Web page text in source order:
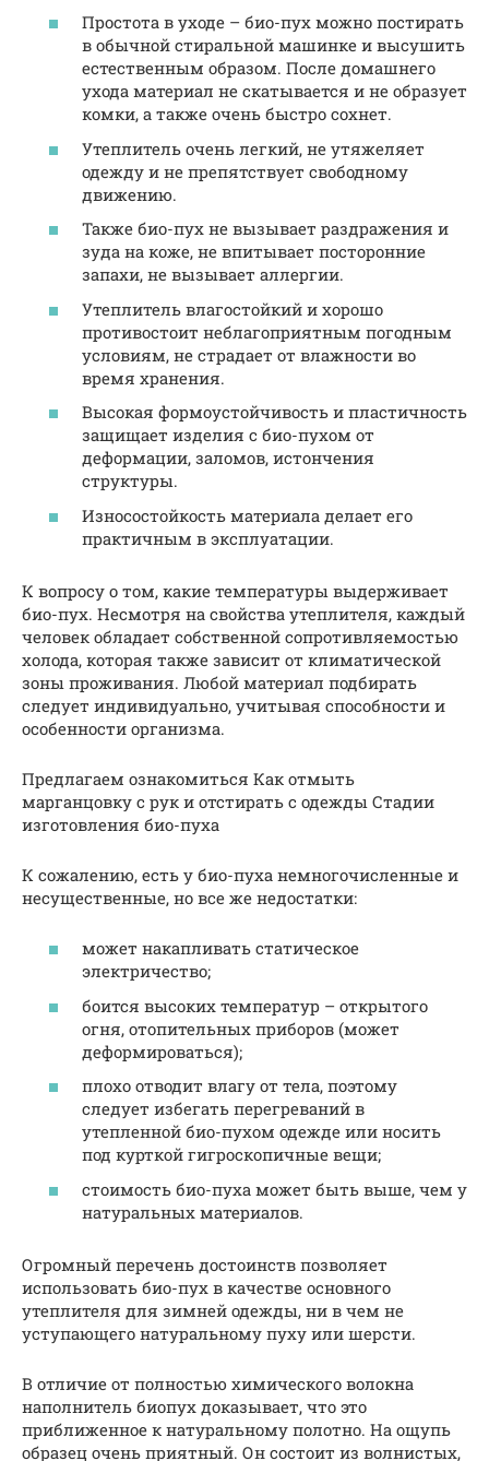
Простота в уходе – био-пух можно постирать
в обычной стиральной машинке и высушить
естественным образом. После домашнего
ухода материал не скатывается и не образует
комки, а также очень быстро сохнет.
Утеплитель очень легкий, не утяжеляет
одежду и не препятствует свободному
движению.
Также био-пух не вызывает раздражения и
зуда на коже, не впитывает посторонние
запахи, не вызывает аллергии.
Утеплитель влагостойкий и хорошо
противостоит неблагоприятным погодным
условиям, не страдает от влажности во
время хранения.
Высокая формоустойчивость и пластичность
защищает изделия с био-пухом от
деформации, заломов, истончения
структуры.
Износостойкость материала делает его
практичным в эксплуатации.
К вопросу о том, какие температуры выдерживает
био-пух. Несмотря на свойства утеплителя, каждый
человек обладает собственной сопротивляемостью
холода, которая также зависит от климатической
зоны проживания. Любой материал подбирать
следует индивидуально, учитывая способности и
особенности организма.
Предлагаем ознакомиться Как отмыть
марганцовку с рук и отстирать с одежды Стадии
изготовления био-пуха
К сожалению, есть у био-пуха немногочисленные и
несущественные, но все же недостатки:
может накапливать статическое
электричество;
боится высоких температур – открытого
огня, отопительных приборов (может
деформироваться);
плохо отводит влагу от тела, поэтому
следует избегать перегреваний в
утепленной био-пухом одежде или носить
под курткой гигроскопичные вещи;
стоимость био-пуха может быть выше, чем у
натуральных материалов.
Огромный перечень достоинств позволяет
использовать био-пух в качестве основного
утеплителя для зимней одежды, ни в чем не
уступающего натуральному пуху или шерсти.
В отличие от полностью химического волокна
наполнитель биопух доказывает, что это
приближенное к натуральному полотно. На ощупь
образец очень приятный. Он состоит из волнистых,